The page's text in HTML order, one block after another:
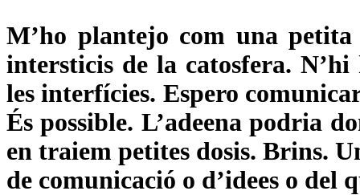
M’ho plantejo com una
intersticis de la catosfera. N’hi
les interfícies. Espero
És possible. L’adeena podria
en traiem petites dosis. Brins.
de comunicació o d’idees o del